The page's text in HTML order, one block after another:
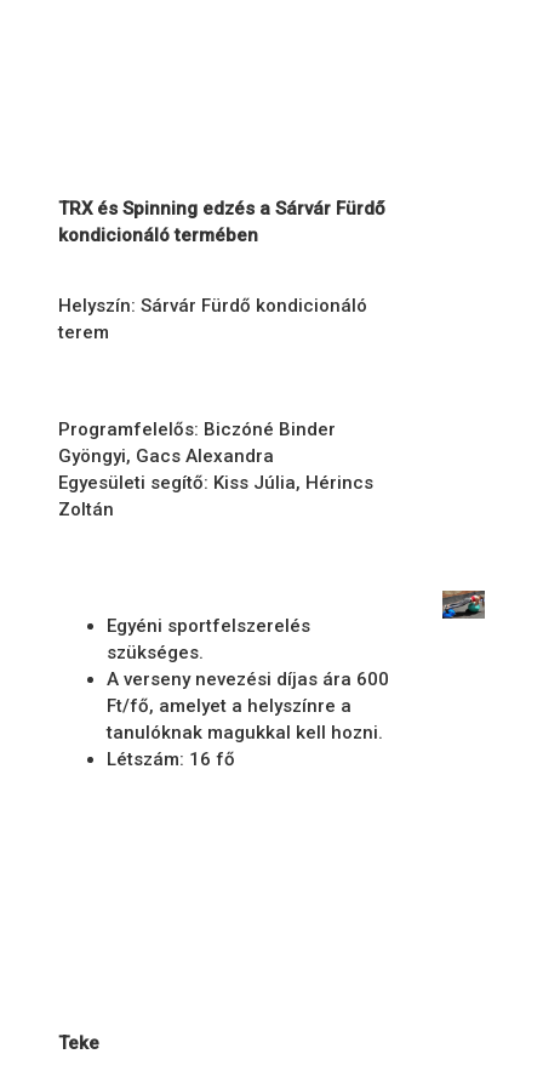
TRX és Spinning edzés a Sárvár Fürdő
kondicionáló termében
Helyszín: Sárvár Fürdő kondicionáló
terem
Programfelelős: Biczóné Binder
Gyöngyi, Gacs Alexandra
Egyesületi segítő: Kiss Júlia, Hérincs
Zoltán
Egyéni sportfelszerelés
szükséges.
A verseny nevezési díjas ára 600
Ft/fő, amelyet a helyszínre a
tanulóknak magukkal kell hozni.
Létszám: 16 fő
Teke